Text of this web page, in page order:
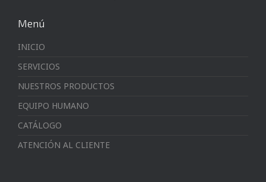
Menú
INICIO
SERVICIOS
NUESTROS PRODUCTOS
EQUIPO HUMANO
CATÁLOGO
ATENCIÓN AL CLIENTE